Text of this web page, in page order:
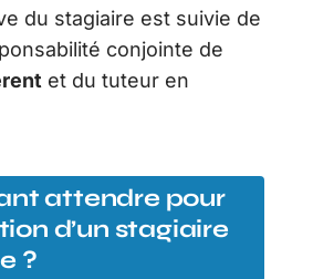
du stagiaire est suivie de
conjointe de
et du tuteur en
attendre pour
d’un stagiaire
?